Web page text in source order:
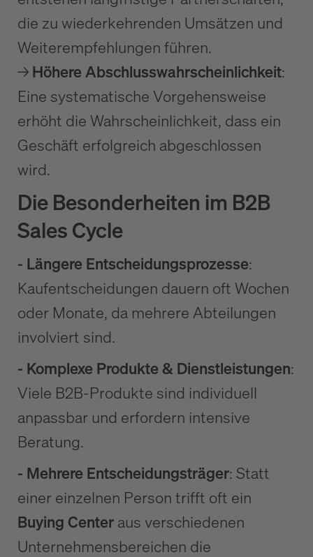
die zu wiederkehrenden Umsätzen und
Weiterempfehlungen führen.
→ Höhere Abschlusswahrscheinlichkeit:
Eine systematische Vorgehensweise
erhöht die Wahrscheinlichkeit, dass ein
Geschäft erfolgreich abgeschlossen
wird.
Die Besonderheiten im B2B
Sales Cycle
- Längere Entscheidungsprozesse:
Kaufentscheidungen dauern oft Wochen
oder Monate, da mehrere Abteilungen
involviert sind.
- Komplexe Produkte & Dienstleistungen:
Viele B2B-Produkte sind individuell
anpassbar und erfordern intensive
Beratung.
- Mehrere Entscheidungsträger: Statt
einer einzelnen Person trifft oft ein
Buying Center aus verschiedenen
Unternehmensbereichen die